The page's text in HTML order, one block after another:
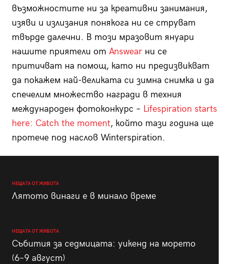
възможностите ни за креативни занимания,
изяви и излизания понякога ни се струват
твърде далечни. В този мразовит януари
нашите приятели от Answearни се
притичват на помощ, като ни предизвикват
да покажем най-великата си зимна снимка и да
спечелим множество награди в техния
международен фотоконкурс – Lifespiration starts
here: Catch the moment, който тази година ще
протече под наслов Winterspiration.
НЕЩАТА ОТ ЖИВОТА
Лятото винаги е в минало време
НЕЩАТА ОТ ЖИВОТА
Събития за седмицата: уикенд на морето
(6–9 август)